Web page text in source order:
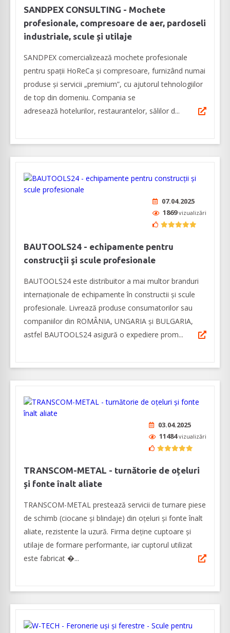
SANDPEX CONSULTING - Mochete
profesionale, compresoare de aer, pardoseli
industriale, scule și utilaje
SANDPEX comercializează mochete profesionale
pentru spații HoReCa şi compresoare, furnizând numai
produse și servicii „premium”, cu ajutorul tehnologiilor
de top din domeniu. Compania se
adresează hotelurilor, restaurantelor, sălilor d...
07.04.2025
1869vizualizări
BAUTOOLS24 - echipamente pentru
construcţii şi scule profesionale
BAUTOOLS24 este distribuitor a mai multor branduri
internaționale de echipamente în constructii și scule
profesionale. Livrează produse consumatorilor sau
companiilor din ROMÂNIA, UNGARIA şi BULGARIA,
astfel BAUTOOLS24 asigură o expediere prom...
03.04.2025
11484vizualizări
TRANSCOM-METAL - turnătorie de oțeluri
și fonte înalt aliate
TRANSCOM-METAL prestează servicii de turnare piese
de schimb (ciocane şi blindaje) din oţeluri şi fonte înalt
aliate, rezistente la uzură. Firma deține cuptoare și
utilaje de formare performante, iar cuptorul utilizat
este fabricat �...